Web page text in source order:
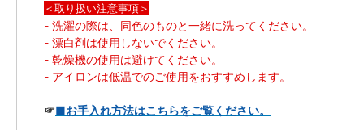
＜取り扱い注意事項＞
- 洗濯の際は、同色のものと一緒に洗ってください。
- 漂白剤は使用しないでください。
- 乾燥機の使用は避けてください。
- アイロンは低温でのご使用をおすすめします。
☞■お手入れ方法はこちらをご覧ください。